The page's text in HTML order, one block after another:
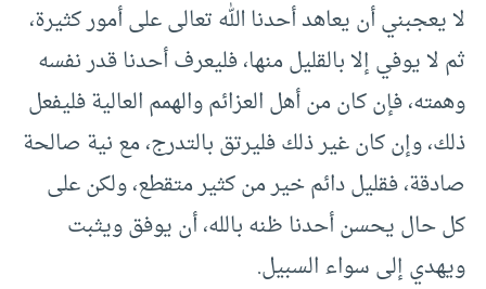
لا يعجبني أن يعاهد أحدنا الله تعالى على أمور كثيرة،
ثم لا يوفي إلا بالقليل منها، فليعرف أحدنا قدر نفسه
وهمته، فإن كان من أهل العزائم والهمم العالية فليفعل
ذلك، وإن كان غير ذلك فليرتق بالتدرج، مع نية صالحة
صادقة، فقليل دائم خير من كثير متقطع، ولكن على
كل حال يحسن أحدنا ظنه بالله، أن يوفق ويثبت
ويهدي إلى سواء السبيل.